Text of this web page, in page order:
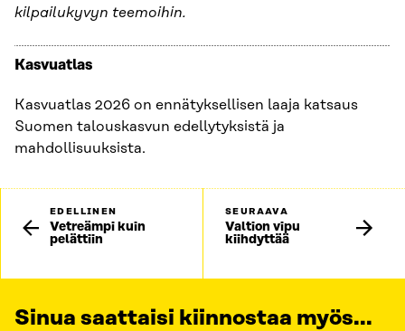
kilpailukyvyn teemoihin.
Kasvuatlas
Kasvuatlas 2026 on ennätyksellisen laaja katsaus
Suomen talouskasvun edellytyksistä ja
mahdollisuuksista.
EDELLINEN
Vetreämpi kuin
pelättiin
SEURAAVA
Valtion vipu
kiihdyttää
Sinua saattaisi kiinnostaa myös...